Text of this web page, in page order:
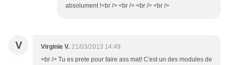
absolument !<br /> <br /> <br /> <br />
V Virginie V. 21/03/2013 14:49
<br /> Tu es prete pour faire ass mat! C'est un des modules de